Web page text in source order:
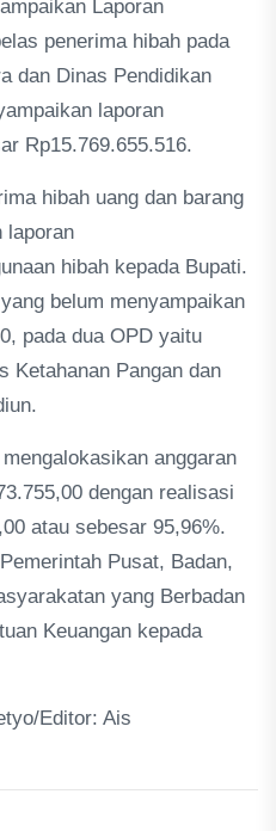
Laporan
penerima hibah pada
dan Dinas Pendidikan
laporan
Rp15.769.655.516.
hibah uang dan barang
laporan
hibah kepada Bupati.
belum menyampaikan
pada dua OPD yaitu
Ketahanan Pangan dan
anggaran
dengan realisasi
atau sebesar 95,96%.
Pusat, Badan,
yang Berbadan
Keuangan kepada
Editor: Ais